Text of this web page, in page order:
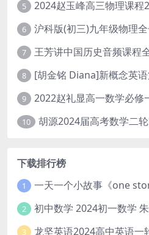
5
6
7 王芳讲中国历史音频课程
8
9
10
下载排行榜
1
2
3 龙坚英语2024高中英语一